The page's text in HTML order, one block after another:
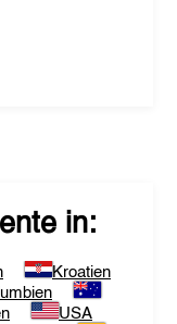
in:
Kroatien
USA